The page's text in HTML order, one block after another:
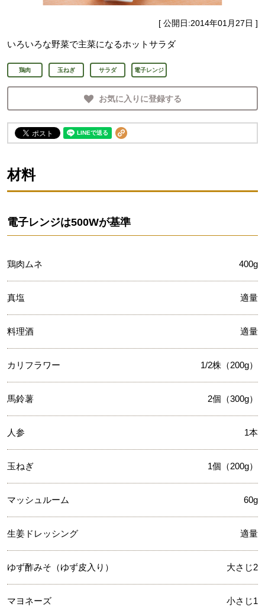
[ 公開日:2014年01月27日 ]
いろいろな野菜で主菜になるホットサラダ
鶏肉 玉ねぎ サラダ 電子レンジ
お気に入りに登録する
材料
電子レンジは500Wが基準
鶏肉ムネ 400g
真塩 適量
料理酒 適量
カリフラワー 1/2株（200g）
馬鈴薯 2個（300g）
人参 1本
玉ねぎ 1個（200g）
マッシュルーム 60g
生姜ドレッシング 適量
ゆず酢みそ（ゆず皮入り） 大さじ2
マヨネーズ 小さじ1